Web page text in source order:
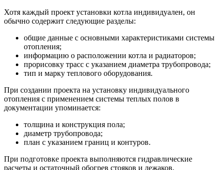
Хотя каждый проект установки котла индивидуален, он
обычно содержит следующие разделы:
общие данные с основными характеристиками системы
отопления;
информацию о расположении котла и радиаторов;
прорисовку трасс с указанием диаметра трубопровода;
тип и марку теплового оборудования.
При создании проекта на установку индивидуального
отопления с применением системы теплых полов в
документации упоминается:
толщина и конструкция пола;
диаметр трубопровода;
план с указанием границ и контуров.
При подготовке проекта выполняются гидравлические
расчеты и остаточный обогрев стояков и лежаков.